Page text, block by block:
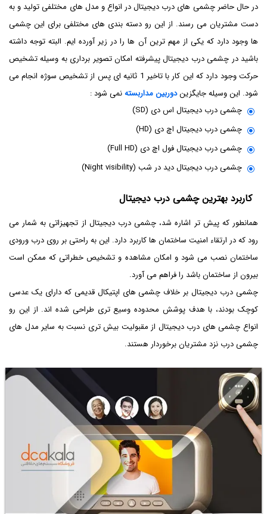
در حال حاضر چشمی های درب دیجیتال در انواع و مدل های مختلفی تولید و به
دست مشتریان می رسند. از این رو دسته بندی های مختلفی برای این چشمی
ها وجود دارد که یکی از مهم ترین آن ها را در زیر آورده ایم. البته توجه داشته
باشید در چشمی درب دیجیتال پیشرفته امکان تصویر برداری به وسیله تشخیص
حرکت وجود دارد که این کار با تاخیر 1 ثانیه ای پس از تشخیص سوژه انجام می
شود. این وسیله جایگزیندوربین مداربستهنمی شود :
چشمی درب دیجیتال اس دی (SD)
چشمی درب دیجیتال اچ دی (HD)
چشمی درب دیجیتال فول اچ دی (Full HD)
چشمی درب دیجیتال دید در شب (Night visibility)
کاربرد بهترین چشمی درب دیجیتال
همانطور که پیش تر اشاره شد، چشمی درب دیجیتال از تجهیزاتی به شمار می
رود که در ارتقاء امنیت ساختمان ها کاربرد دارد. این به راحتی بر روی درب ورودی
ساختمان نصب می شود و امکان مشاهده و تشخیص خطراتی که ممکن است
بیرون از ساختمان باشد را فراهم می آورد.
چشمی درب دیجیتال بر خلاف چشمی های اپتیکال قدیمی که دارای یک عدسی
کوچک بودند، با هدف پوشش محدوده وسیع تری طراحی شده اند. از این رو
انواع چشمی های درب دیجیتال از مقبولیت بیش تری نسبت به سایر مدل های
چشمی درب نزد مشتریان برخوردار هستند.